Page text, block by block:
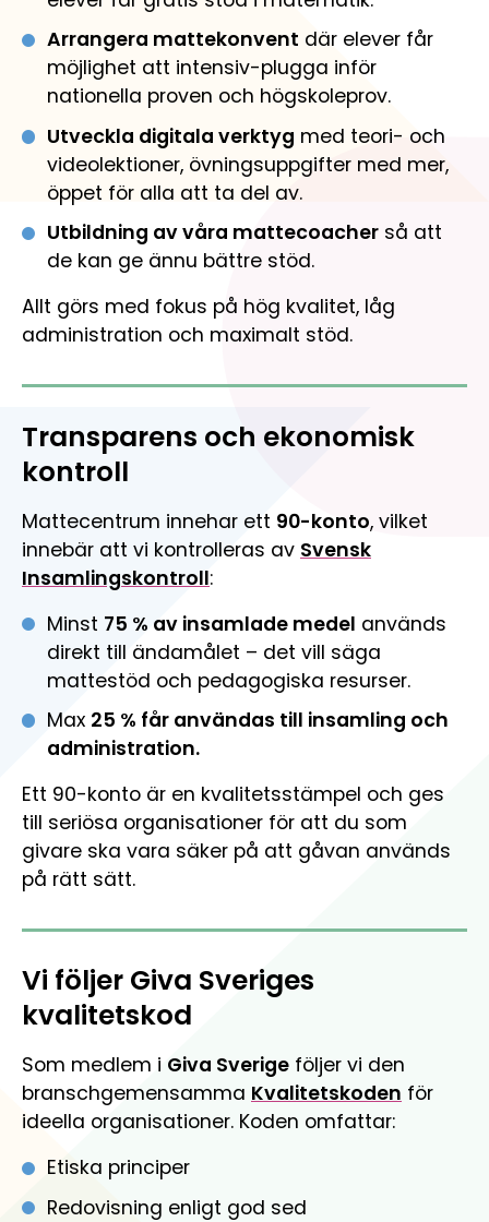
Mathplanet
Matteninja
Lekfullt spelkoncept för åk. 5-7
Engagera dig
Gör skillnad för barn och ungas matematikkunskaper
Organisation
Så är Mattecentrum organiserat
Öppenhet och transparens
Så styrs verksamheten och så används våra medel
Lediga tjänster
Jobba med oss och gör skillnad för unga.
Arrangera mattekonvent där elever får
möjlighet att intensiv-plugga inför
nationella proven och högskoleprov.
Utveckla digitala verktyg med teori- och
videolektioner, övningsuppgifter med mer,
öppet för alla att ta del av.
Utbildning av våra mattecoacherså att
de kan ge ännu bättre stöd.
Allt görs med fokus på hög kvalitet, låg
administration och maximalt stöd.
Transparens och ekonomisk
kontroll
Mattecentrum innehar ett 90-konto, vilket
innebär att vi kontrolleras av Svensk
Insamlingskontroll:
Minst 75 % av insamlade medel används
direkt till ändamålet – det vill säga
mattestöd och pedagogiska resurser.
Max 25 % får användas till insamling och
administration.
Ett 90-konto är en kvalitetsstämpel och ges
till seriösa organisationer för att du som
givare ska vara säker på att gåvan används
på rätt sätt.
Vi följer Giva Sveriges
kvalitetskod
Som medlem i Giva Sverige följer vi den
branschgemensamma Kvalitetskoden för
ideella organisationer. Koden omfattar:
Etiska principer
Redovisning enligt god sed